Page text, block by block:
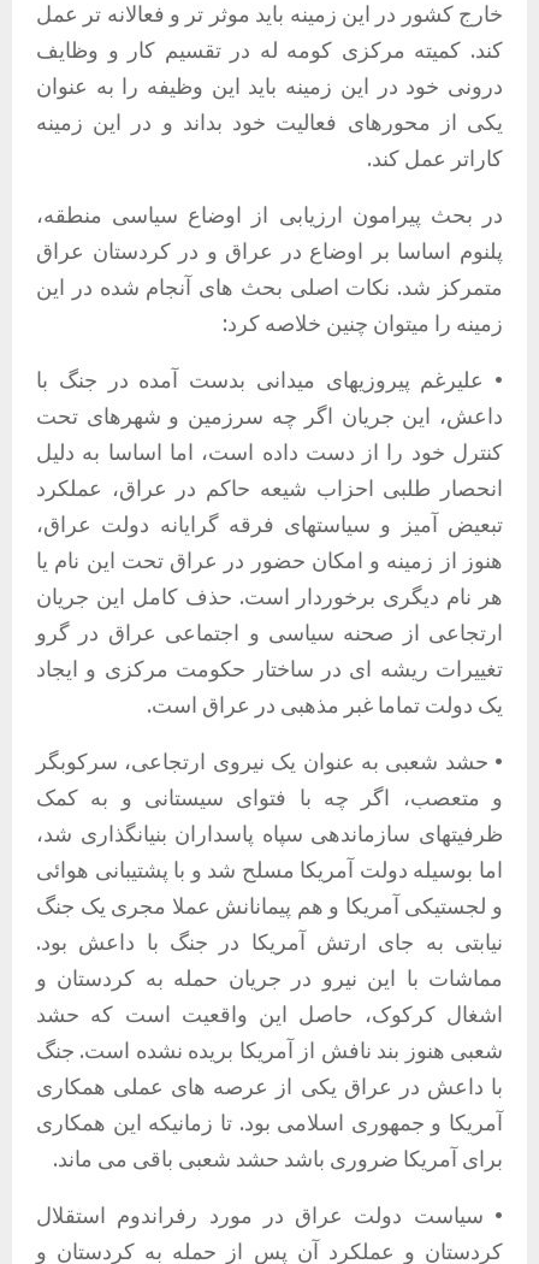
خارج کشور در این زمینه باید موثر تر و فعالانه تر عمل
کند. کمیته مرکزی کومه له در تقسیم کار و وظایف
درونی خود در این زمینه باید این وظیفه را به عنوان
یکی از محورهای فعالیت خود بداند و در این زمینه
کاراتر عمل کند.
در بحث پیرامون ارزیابی از اوضاع سیاسی منطقه،
پلنوم اساسا بر اوضاع در عراق و در کردستان عراق
متمرکز شد. نکات اصلی بحث های آنجام شده در این
زمینه را میتوان چنین خلاصه کرد:
• علیرغم پیروزیهای میدانی بدست آمده در جنگ با
داعش، این جریان اگر چه سرزمین و شهرهای تحت
کنترل خود را از دست داده است، اما اساسا به دلیل
انحصار طلبی احزاب شیعه حاکم در عراق، عملکرد
تبعیض آمیز و سیاستهای فرقه گرایانه دولت عراق،
هنوز از زمینه و امکان حضور در عراق تحت این نام یا
هر نام دیگری برخوردار است. حذف کامل این جریان
ارتجاعی از صحنه سیاسی و اجتماعی عراق در گرو
تغییرات ریشه ای در ساختار حکومت مرکزی و ایجاد
یک دولت تماما غبر مذهبی در عراق است.
• حشد شعبی به عنوان یک نیروی ارتجاعی، سرکوبگر
و متعصب، اگر چه با فتوای سیستانی و به کمک
ظرفیتهای سازماندهی سپاه پاسداران بنیانگذاری شد،
اما بوسیله دولت آمریکا مسلح شد و با پشتیبانی هوائی
و لجستیکی آمریکا و هم پیمانانش عملا مجری یک جنگ
نیابتی به جای ارتش آمریکا در جنگ با داعش بود.
مماشات با این نیرو در جریان حمله به کردستان و
اشغال کرکوک، حاصل این واقعیت است که حشد
شعبی هنوز بند نافش از آمریکا بریده نشده است. جنگ
با داعش در عراق یکی از عرصه های عملی همکاری
آمریکا و جمهوری اسلامی بود. تا زمانیکه این همکاری
برای آمریکا ضروری باشد حشد شعبی باقی می ماند.
• سیاست دولت عراق در مورد رفراندوم استقلال
کردستان و عملکرد آن پس از حمله به کردستان و